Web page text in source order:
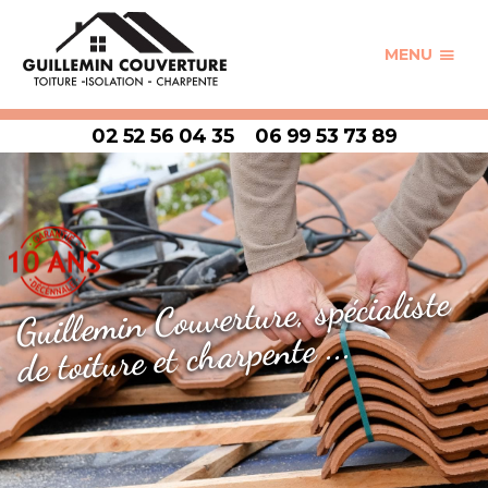
MENU
02 52 56 04 35 06 99 53 73 89
Guillemin Couverture, spécialiste
de toiture et charpente ...